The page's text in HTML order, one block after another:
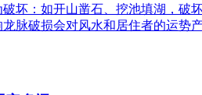
坏：如开山凿石、挖池填湖，破
脉破损会对风水和居住者的运势